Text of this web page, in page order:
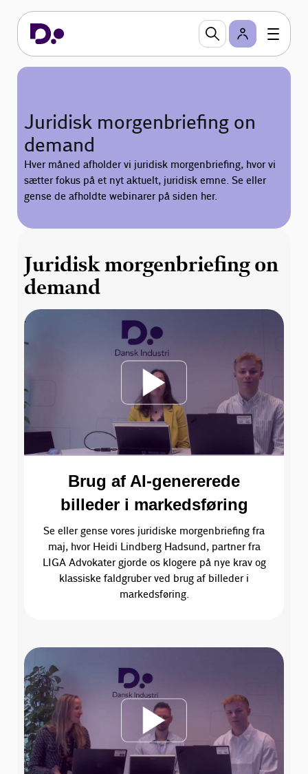
Juridisk morgenbriefing on
demand
Hver måned afholder vi juridisk morgenbriefing, hvor vi
sætter fokus på et nyt aktuelt, juridisk emne. Se eller
gense de afholdte webinarer på siden her.
Juridisk morgenbriefing on
demand
Brug af AI-genererede
billeder i markedsføring
Se eller gense vores juridiske morgenbriefing fra
maj, hvor Heidi Lindberg Hadsund, partner fra
LIGA Advokater gjorde os klogere på nye krav og
klassiske faldgruber ved brug af billeder i
markedsføring.